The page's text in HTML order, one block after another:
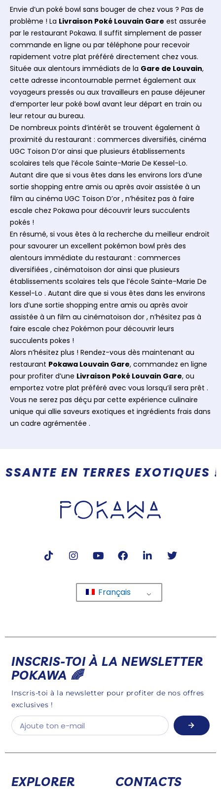
Envie d’un poké bowl sans bouger de chez vous ? Pas de
problème ! La Livraison Poké Louvain Gare est assurée
par le restaurant Pokawa. Il suffit simplement de passer
commande en ligne ou par téléphone pour recevoir
rapidement votre plat préféré directement chez vous.
Située aux alentours immédiats de la Gare de Louvain,
cette adresse incontournable permet également aux
voyageurs pressés ou aux travailleurs en pause déjeuner
d’emporter leur poké bowl avant leur départ en train ou
leur retour au bureau.
De nombreux points d’intérêt se trouvent également à
proximité du restaurant : commerces diversifiés, cinéma
UGC Toison D’or ainsi que plusieurs établissements
scolaires tels que l’école Sainte-Marie De Kessel-Lo.
Autant dire que si vous êtes dans les environs lors d’une
sortie shopping entre amis ou après avoir assistée à un
film au cinéma UGC Toison D’or , n’hésitez pas à faire
escale chez Pokawa pour découvrir leurs succulents
pokés !
En résumé, si vous êtes à la recherche du meilleur endroit
pour savourer un excellent pokémon bowl près des
alentours immédiate du restaurant : commerces
diversifiées , cinématoison dor ainsi que plusieurs
établissements scolaires tels que l’école Sainte-Marie De
Kessel-Lo . Autant dire que si vous êtes dans les environs
lors d’une sortie shopping entre amis ou après avoir
assistée à un film au cinématoison dor , n’hésitez pas à
faire escale chez Pokémon pour découvrir leurs
succulents pokes !
Alors n’hésitez plus ! Rendez-vous dès maintenant au
restaurant Pokawa Louvain Gare, commandez en ligne
pour profiter d’une Livraison Poké Louvain Gare, ou
emportez votre plat préféré avec vous lorsqu’il sera prêt .
Vous ne serez pas déçu par cette expérience culinaire
unique qui allie saveurs exotiques et ingrédients frais dans
un cadre agrémentée .
! PLUS QU'UN
Français
INSCRIS-TOI À LA NEWSLETTER
POKAWA 🌈​
Inscris-toi à la newsletter pour profiter de nos offres
exclusives !
EXPLORER CONTACTS